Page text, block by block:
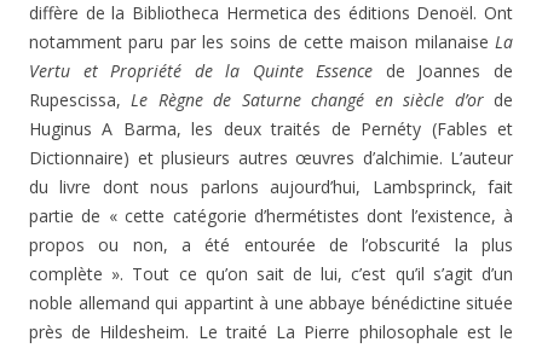
diffère de la Bibliotheca Hermetica des éditions Denoël. Ont
notamment paru par les soins de cette maison milanaise La
Vertu et Propriété de la Quinte Essence de Joannes de
Rupescissa,Le Règne de Saturne changé en siècle d’orde
Huginus A Barma, les deux traités de Pernéty (Fables et
Dictionnaire) et plusieurs autres œuvres d’alchimie. L’auteur
du livre dont nous parlons aujourd’hui, Lambsprinck, fait
partie de « cette catégorie d’hermétistes dont l’existence, à
propos ou non, a été entourée de l’obscurité la plus
complète ». Tout ce qu’on sait de lui, c’est qu’il s’agit d’un
noble allemand qui appartint à une abbaye bénédictine située
près de Hildesheim. Le traité La Pierre philosophale est le